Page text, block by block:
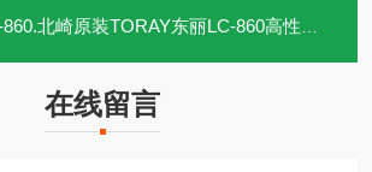
北崎原装TORAY东丽LC-860高性能氧气浓度计
在线留言